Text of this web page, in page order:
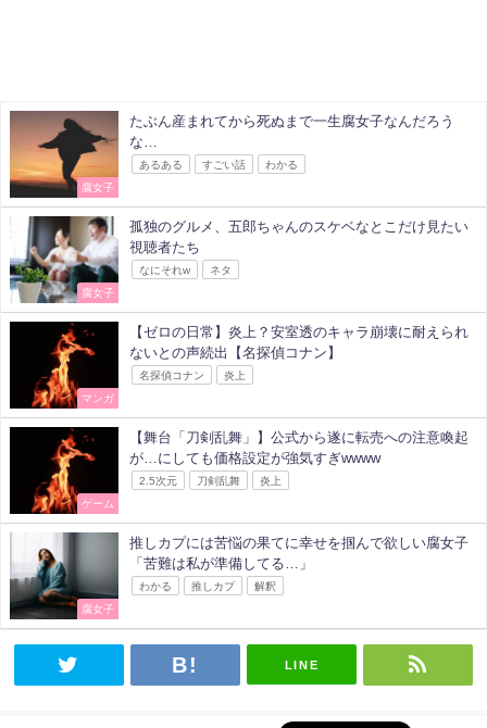
腐女子
たぶん産まれてから死ぬまで一生腐女子なんだろう
な…
あるある すごい話 わかる
腐女子
孤独のグルメ、五郎ちゃんのスケベなとこだけ見たい
視聴者たち
なにそれw ネタ
マンガ
【ゼロの日常】炎上？安室透のキャラ崩壊に耐えられ
ないとの声続出【名探偵コナン】
名探偵コナン 炎上
ゲーム
【舞台「刀剣乱舞」】公式から遂に転売への注意喚起
が…にしても価格設定が強気すぎwwww
2.5次元 刀剣乱舞 炎上
腐女子
推しカプには苦悩の果てに幸せを掴んで欲しい腐女子
「苦難は私が準備してる…」
わかる 推しカプ 解釈
LINE